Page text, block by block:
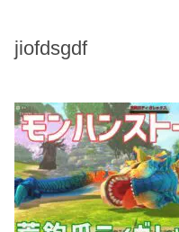
jiofdsgdf